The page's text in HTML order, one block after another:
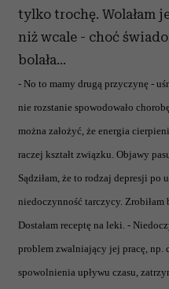
tylko trochę. Wolałam
niż wcale - choć
bolała…
- No to mamy drugą przyczynę -
nie rozstanie spowodowało
można założyć, że energia
raczej kształt związku. Objawy
Sądziłam, że to rodzaj depresji po
niedoczynność tarczycy.
Dostałam receptę na leki. -
problem zwalniający jej pracę, np.
spowolnienia upływu czasu,